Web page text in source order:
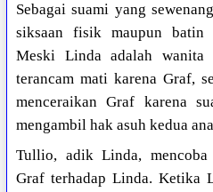
Sebagai suami yang
siksaan fisik maupun batin
Meski Linda adalah
terancam mati karena Graf,
menceraikan Graf karena
mengambil hak asuh kedua
Tullio, adik Linda, mencoba
Graf terhadap Linda. Ketika